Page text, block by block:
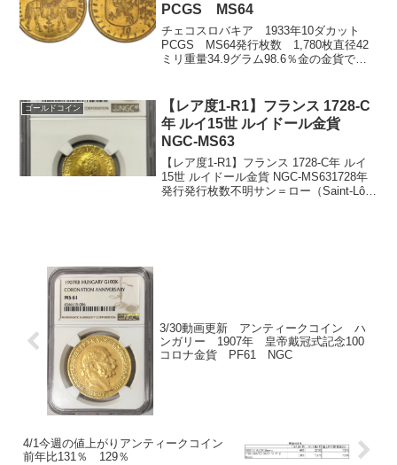
PCGS MS64
チェコスロバキア 1933年10ダカット
PCGS MS64発行枚数 1,780枚直径42
ミリ重量34.9グラム98.6％金の金貨で
1世ヴァーツラ...
ゴールドコイン
【レア度1-R1】フランス 1728-C
年 ルイ15世 ルイドール金貨
NGC-MS63
【レア度1-R1】フランス 1728-C年 ルイ
15世 ルイドール金貨 NGC-MS631728年
発行発行枚数不明サン＝ロー（Saint-Lô）
3/30動画更新 アンティークコイン ハ
ンガリー 1907年 皇帝戴冠式記念100
コロナ金貨 PF61 NGC
4/1今週の値上がりアンティークコイン
前年比131％ 129％